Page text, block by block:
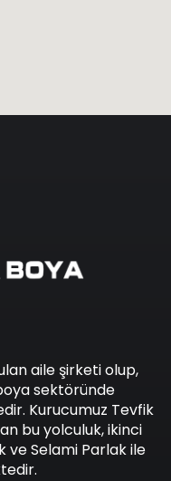
aile şirketi olup,
sektöründe
Kurucumuz Tevfik
bu yolculuk, ikinci
ve Selami Parlak ile